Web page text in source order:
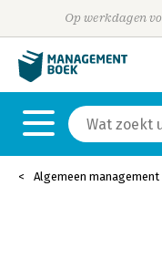
Op werkdagen
Algemeen management